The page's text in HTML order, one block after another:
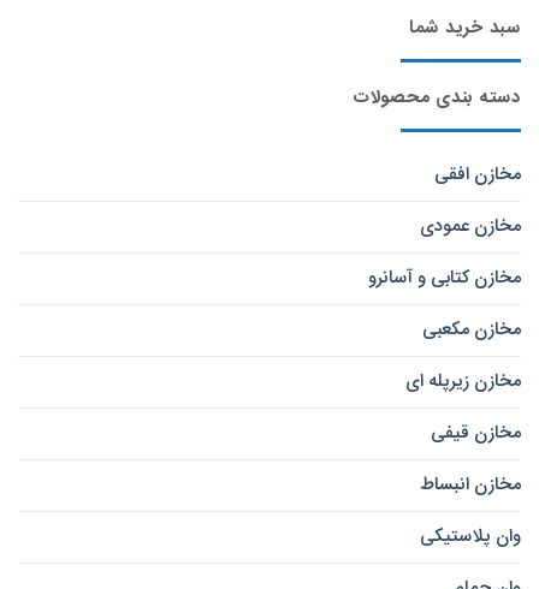
سبد خرید شما
دسته بندی محصولات
مخازن افقی
مخازن عمودی
مخازن کتابی و آسانرو
مخازن مکعبی
مخازن زیرپله ای
مخازن قیفی
مخازن انبساط
وان پلاستیکی